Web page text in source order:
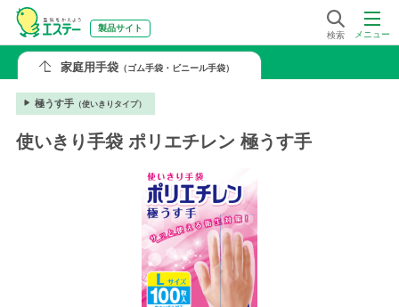
メニュー
検索
製品サイト
家庭用手袋（ゴム手袋・ビニール手袋）
極うす手（使いきりタイプ）
使いきり手袋 ポリエチレン 極うす手